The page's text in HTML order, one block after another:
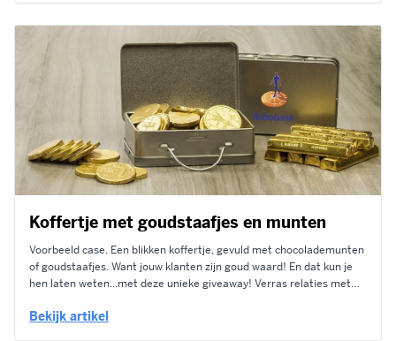
Koffertje met goudstaafjes en munten
Voorbeeld case. Een blikken koffertje, gevuld met chocolademunten
of goudstaafjes. Want jouw klanten zijn goud waard! En dat kun je
hen laten weten...met deze unieke giveaway! Verras relaties met
lege handen de deur uitgaan. Het blikken koffertje is een leuk...
Bekijk artikel